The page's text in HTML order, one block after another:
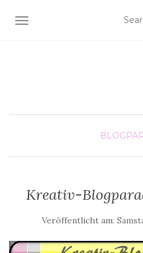
SCHALTE NAVIGATION
Kreativ-
Veröffentlicht am: